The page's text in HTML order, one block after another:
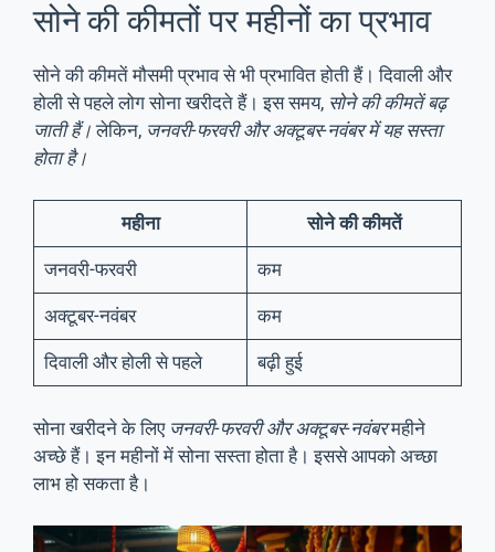
सोने की कीमतों पर महीनों का प्रभाव
सोने की कीमतें मौसमी प्रभाव से भी प्रभावित होती हैं। दिवाली और
होली से पहले लोग सोना खरीदते हैं। इस समय, सोने की कीमतें बढ़
जाती हैं। लेकिन, जनवरी-फरवरी और अक्टूबर-नवंबर में यह सस्ता
होता है।
महीना सोने की कीमतें
जनवरी-फरवरी कम
अक्टूबर-नवंबर कम
दिवाली और होली से पहले बढ़ी हुई
सोना खरीदने के लिए जनवरी-फरवरी और अक्टूबर-नवंबरमहीने
अच्छे हैं। इन महीनों में सोना सस्ता होता है। इससे आपको अच्छा
लाभ हो सकता है।